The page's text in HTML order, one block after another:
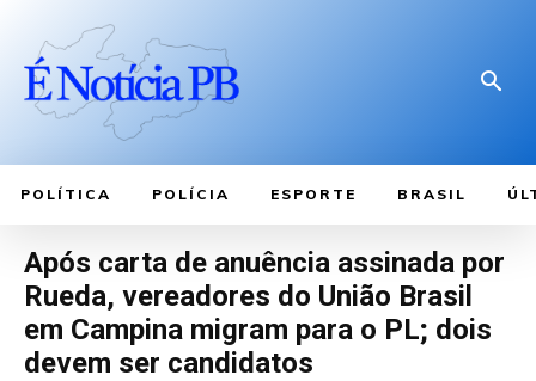
POLÍTICA POLÍCIA ESPORTE BRASIL
Após carta de anuência assinada por
Rueda, vereadores do União Brasil
em Campina migram para o PL; dois
devem ser candidatos